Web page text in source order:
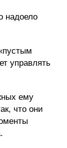
надоело
управлять
ему
что они